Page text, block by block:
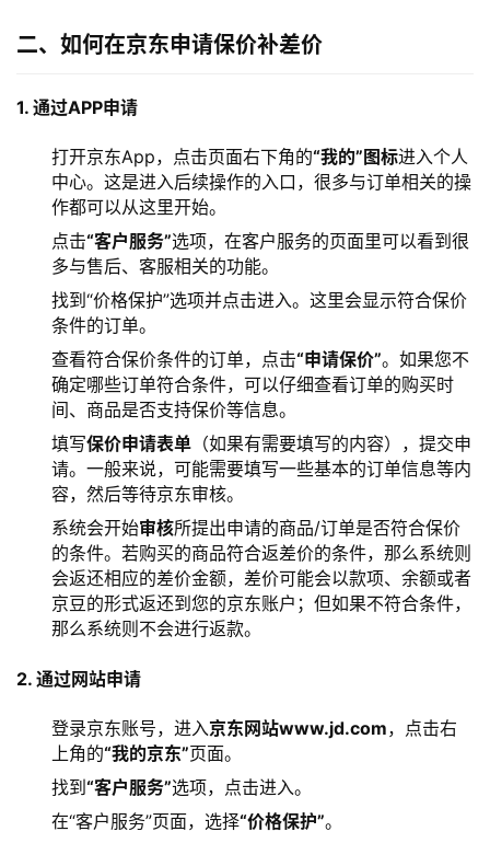
二、如何在京东申请保价补差价
1. 通过APP申请
打开京东App，点击页面右下角的“我的”图标进入个人
中心。这是进入后续操作的入口，很多与订单相关的操
作都可以从这里开始。
点击“客户服务”选项，在客户服务的页面里可以看到很
多与售后、客服相关的功能。
找到“价格保护”选项并点击进入。这里会显示符合保价
条件的订单。
查看符合保价条件的订单，点击“申请保价”。如果您不
确定哪些订单符合条件，可以仔细查看订单的购买时
间、商品是否支持保价等信息。
填写保价申请表单 （如果有需要填写的内容），提交申
请。一般来说，可能需要填写一些基本的订单信息等内
容，然后等待京东审核。
系统会开始审核所提出申请的商品/订单是否符合保价
的条件。若购买的商品符合返差价的条件，那么系统则
会返还相应的差价金额，差价可能会以款项、余额或者
京豆的形式返还到您的京东账户；但如果不符合条件，
那么系统则不会进行返款。
2. 通过网站申请
登录京东账号，进入京东网站www.jd.com，点击右
上角的“我的京东”页面。
找到 “客户服务”选项，点击进入。
在“客户服务”页面，选择“价格保护”。